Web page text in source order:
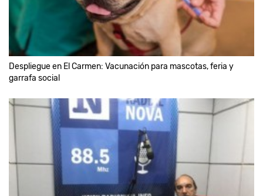
Despliegue en El Carmen: Vacunación para mascotas, feria y
garrafa social